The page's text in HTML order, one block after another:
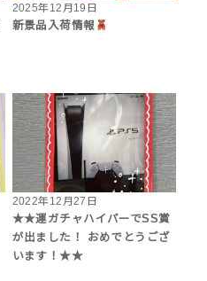
2025年12月19日
‎新景品入荷情報
2022年12月27日
★★運ガチャハイパーでSS賞
が出ました！ おめでとうござ
います！★★